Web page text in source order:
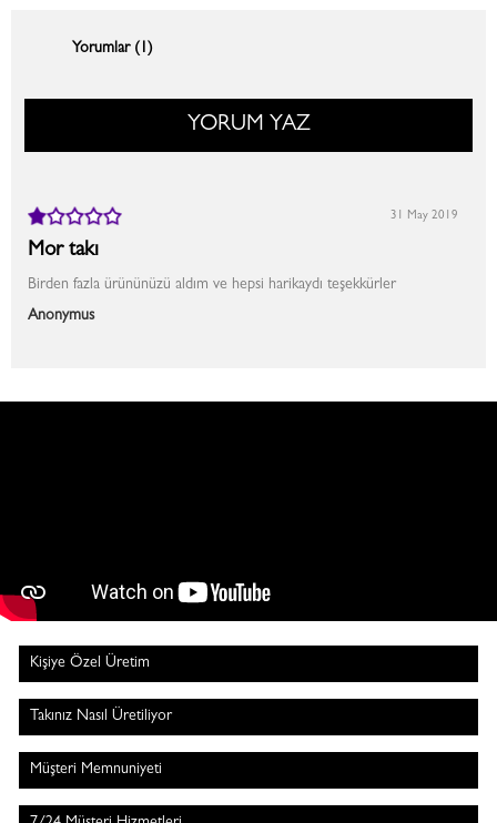
Yorumlar (1)
YORUM YAZ
Mor takı
Birden fazla ürününüzü aldım ve hepsi harikaydı teşekkürler
Anonymus
31 May 2019
Kişiye Özel Üretim
Takınız Nasıl Üretiliyor
Müşteri Memnuniyeti